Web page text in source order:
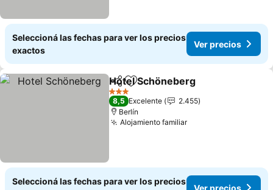
Seleccioná las fechas para ver los precios
exactos
Ver precios
CompartirAñadir a favoritos
Hotel Schöneberg
3 Estrellas
8,5 Excelente
2.455
Berlín
Alojamiento familiar
Seleccioná las fechas para ver los precios
Ver precios